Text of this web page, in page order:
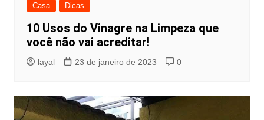
Casa Dicas
10 Usos do Vinagre na Limpeza que
você não vai acreditar!
layal 23 de janeiro de 2023 0